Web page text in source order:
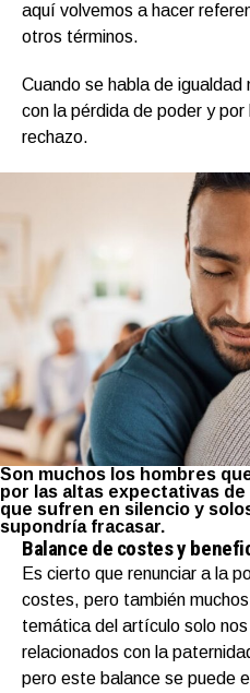
aquí volvemos a hacer
otros términos.
Cuando se habla de
con la pérdida de poder y
rechazo.
Son muchos los hombres
por las altas expectativas de
que sufren en silencio y
supondría fracasar.
Balance de costes y
Es cierto que renunciar a la
costes, pero también
temática del artículo solo
relacionados con la
pero este balance se puede